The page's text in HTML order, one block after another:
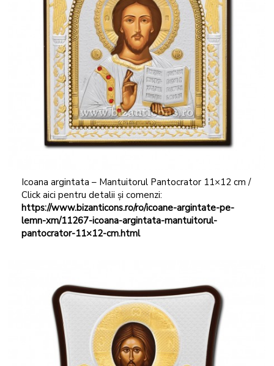
Icoana argintata – Mantuitorul Pantocrator 11×12 cm /
Click aici pentru detalii și comenzi:
https://www.bizanticons.ro/ro/icoane-argintate-pe-
lemn-xm/11267-icoana-argintata-mantuitorul-
pantocrator-11×12-cm.html